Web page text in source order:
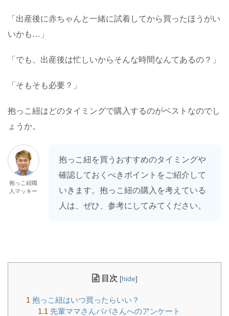
「出産後に赤ちゃんと一緒に試着してから買ったほうがい
いかも…」
「でも、出産後は忙しいからそんな時間なんてあるの？」
「そもそも必要？」
抱っこ紐はどのタイミングで購入するのがベストなのでし
ょうか。
抱っこ紐職
人マッキー
抱っこ紐を買うおすすめのタイミングや
確認しておくべきポイントをご紹介して
いきます。抱っこ紐の購入を考えている
人は、ぜひ、参考にしてみてください。
目次 [hide]
1 抱っこ紐はいつ買ったらいい？
1.1 先輩ママさんパパさんへのアンケート